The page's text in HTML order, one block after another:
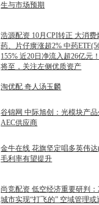
生与市场预期
浩源配资 10月CPI转正 大消
药、片仔癀涨超2% 中药
155% 近20日净流入超26亿元
将至，关注左侧优质资产
淘优配 奇人汤玉麟
谷锦网 中际旭创：光模块产
AEC供应商
金牛在线 花旗坚定唱多英伟
毛利率有望提升
尚竞配资 低空经济重要研判：
城市实现“打飞的” 空域管理